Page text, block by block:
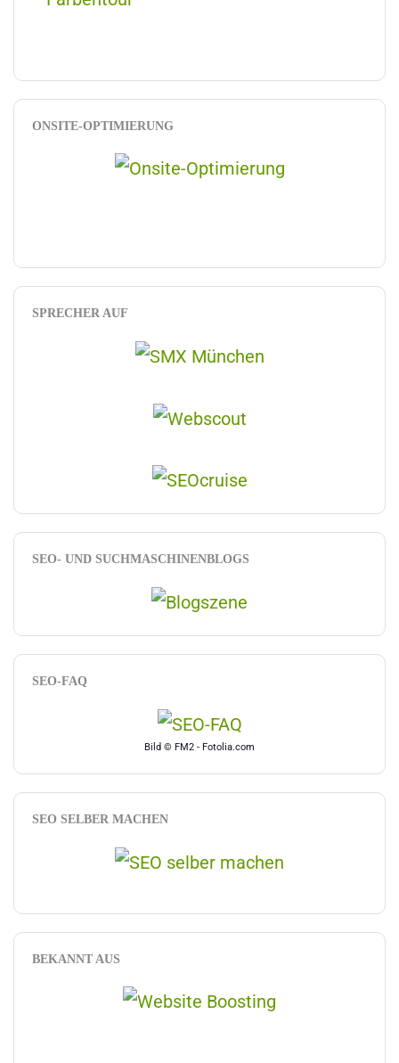
ONSITE-OPTIMIERUNG
SPRECHER AUF
SEO- UND SUCHMASCHINENBLOGS
SEO-FAQ
Bild © FM2 - Fotolia.com
SEO SELBER MACHEN
BEKANNT AUS